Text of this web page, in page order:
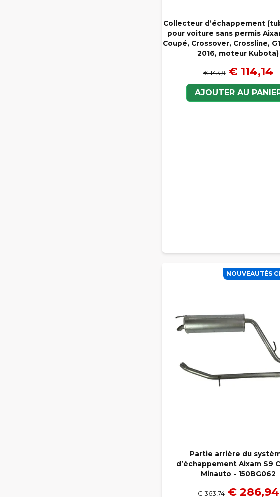
Collecteur d’échappement
pour voiture sans permis
Coupé, Crossover, Crossline,
2016, moteur Kubota)
€ 143,9 € 114,14
AJOUTER AU
Partie arrière du
d’échappement Aixam S9
Minauto - 150BG062
€ 363,74 € 286,94
NOUVEAUTÉS